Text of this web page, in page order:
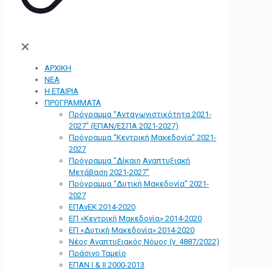
✕
ΑΡΧΙΚΗ
ΝΕΑ
Η ΕΤΑΙΡΙΑ
ΠΡΟΓΡΑΜΜΑΤΑ
Πρόγραμμα “Ανταγωνιστικότητα 2021-
2027” (ΕΠΑΝ/ΕΣΠΑ 2021-2027)
Πρόγραμμα “Κεντρική Μακεδονία” 2021-
2027
Πρόγραμμα “Δίκαιη Αναπτυξιακή
Μετάβαση 2021-2027”
Πρόγραμμα “Δυτική Μακεδονία” 2021-
2027
ΕΠΑνΕΚ 2014-2020
ΕΠ «Kεντρική Μακεδονία» 2014-2020
ΕΠ «Δυτική Μακεδονία» 2014-2020
Νέος Αναπτυξιακός Νόμος (ν. 4887/2022)
Πράσινο Ταμείο
ΕΠΑΝ Ι & ΙΙ 2000-2013